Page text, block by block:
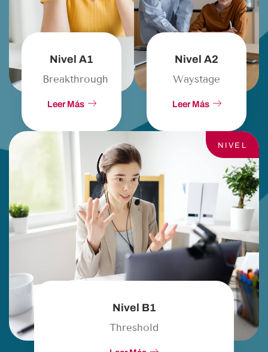
Nivel A1
Breakthrough
Leer Más
Nivel A2
Waystage
Leer Más
NIVEL
Nivel B1
Threshold